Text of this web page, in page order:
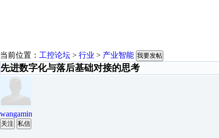
当前位置： 工控论坛 > 行业 > 产业智能 我要发帖
先进数字化与落后基础对接的思考
wangamin
关注 私信